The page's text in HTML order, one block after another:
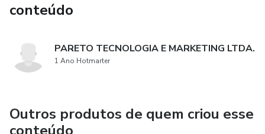
conteúdo
PARETO TECNOLOGIA E MARKETING LTDA.
1 Ano Hotmarter
Outros produtos de quem criou esse